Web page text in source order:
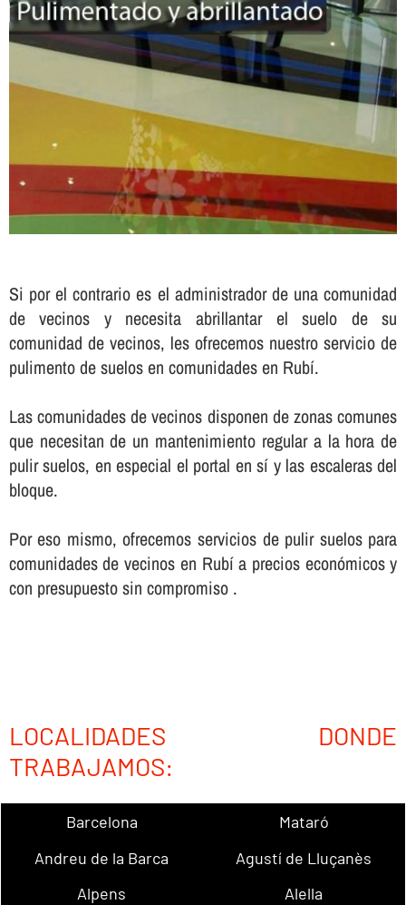
Si por el contrario es el administrador de una comunidad
de vecinos y necesita abrillantar el suelo de su
comunidad de vecinos, les ofrecemos nuestro servicio de
pulimento de suelos en comunidades en Rubí.
Las comunidades de vecinos disponen de zonas comunes
que necesitan de un mantenimiento regular a la hora de
pulir suelos, en especial el portal en sí­ y las escaleras del
bloque.
Por eso mismo, ofrecemos servicios de pulir suelos para
comunidades de vecinos en Rubí a precios económicos y
con presupuesto sin compromiso .
LOCALIDADES DONDE
TRABAJAMOS:
Barcelona
Mataró
Andreu de la Barca
Agustí de Lluçanès
Alpens
Alella